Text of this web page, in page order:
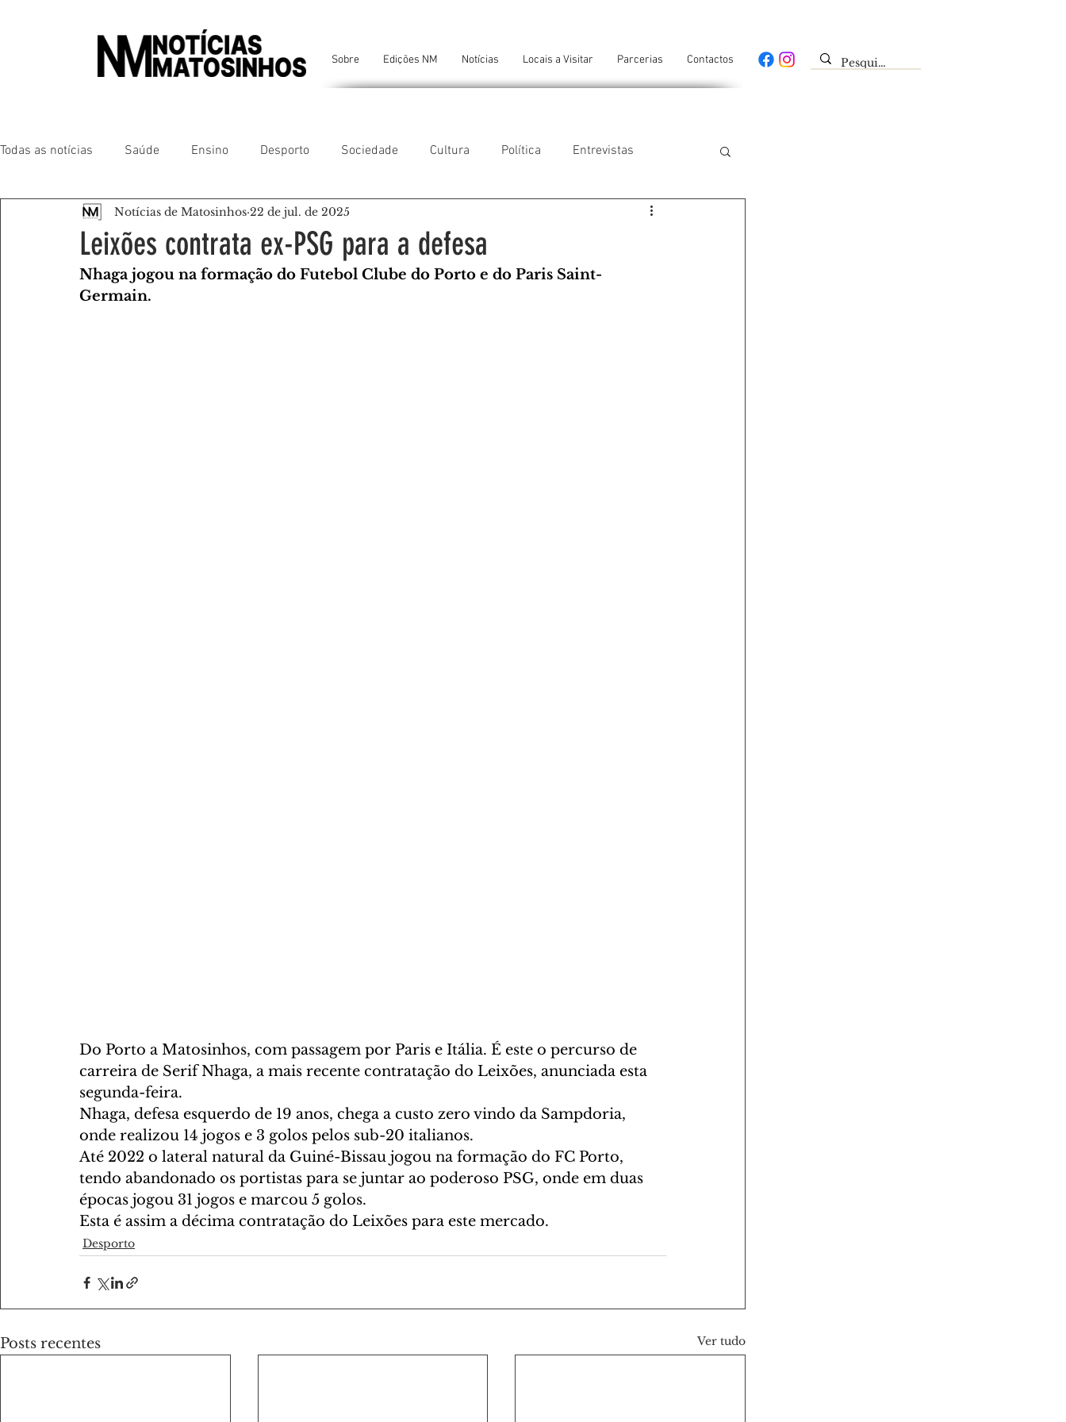
Sobre Edições NM Notícias Locais a Visitar Parcerias Contactos
Todas as notícias Saúde Ensino Desporto Sociedade Cultura Política Entrevistas
Matosinhos Leça da Palmeira Custóias Leça do Balio
São Mamede de Infesta Perafita Lavra Santa Cruz do Bispo Ambiente Tecnologia
Leixões contrata ex-PSG para a defesa
Notícias de Matosinhos 22 de jul. de 2025
Nhaga jogou na formação do Futebol Clube do Porto e do Paris Saint-
Germain.
Do Porto a Matosinhos, com passagem por Paris e Itália. É este o percurso de
carreira de Serif Nhaga, a mais recente contratação do Leixões, anunciada esta
segunda-feira.
Nhaga, defesa esquerdo de 19 anos, chega a custo zero vindo da Sampdoria,
onde realizou 14 jogos e 3 golos pelos sub-20 italianos.
Até 2022 o lateral natural da Guiné-Bissau jogou na formação do FC Porto,
tendo abandonado os portistas para se juntar ao poderoso PSG, onde em duas
épocas jogou 31 jogos e marcou 5 golos.
Esta é assim a décima contratação do Leixões para este mercado.
Desporto
Posts recentes Ver tudo